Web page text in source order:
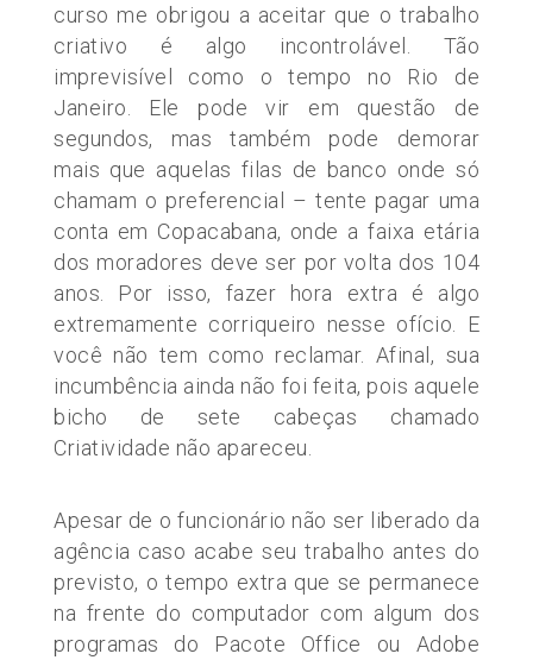
curso me obrigou a aceitar que o trabalho
criativo é algo incontrolável. Tão
imprevisível como o tempo no Rio de
Janeiro. Ele pode vir em questão de
segundos, mas também pode demorar
mais que aquelas filas de banco onde só
chamam o preferencial – tente pagar uma
conta em Copacabana, onde a faixa etária
dos moradores deve ser por volta dos 104
anos. Por isso, fazer hora extra é algo
extremamente corriqueiro nesse ofício. E
você não tem como reclamar. Afinal, sua
incumbência ainda não foi feita, pois aquele
bicho de sete cabeças chamado
Criatividade não apareceu.
Apesar de o funcionário não ser liberado da
agência caso acabe seu trabalho antes do
previsto, o tempo extra que se permanece
na frente do computador com algum dos
programas do Pacote Office ou Adobe